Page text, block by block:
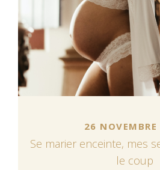
26
Se marier enceinte, mes
le coup